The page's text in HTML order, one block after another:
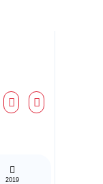
2019